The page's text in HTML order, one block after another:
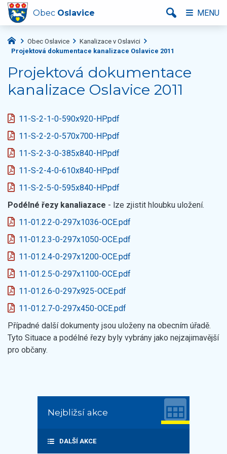
Obec Oslavice
Kanalizace v Oslavici
Projektová dokumentace kanalizace Oslavice 2011
Projektová dokumentace
kanalizace Oslavice 2011
11-S-2-1-0-590x920-HP.pdf
11-S-2-2-0-570x700-HP.pdf
11-S-2-3-0-385x840-HP.pdf
11-S-2-4-0-610x840-HP.pdf
11-S-2-5-0-595x840-HP.pdf
Podélné řezy kanaliazace - lze zjistit hloubku uložení.
11-01.2.2-0-297x1036-OCE.pdf
11-01.2.3-0-297x1050-OCE.pdf
11-01.2.4-0-297x1200-OCE.pdf
11-01.2.5-0-297x1100-OCE.pdf
11-01.2.6-0-297x925-OCE.pdf
11-01.2.7-0-297x450-OCE.pdf
Případné další dokumenty jsou uloženy na obecním úřadě.
Tyto Situace a podélné řezy byly vybrány jako nejzajimavější
pro občany.
Nejbližsí akce
DALŠÍ AKCE
Obec Oslavice MENU